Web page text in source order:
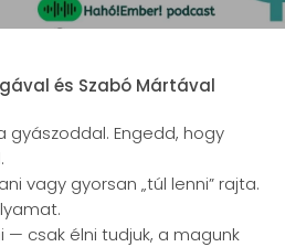
és Szabó Mártával
gyászoddal. Engedd, hogy
vagy gyorsan „túl lenni” rajta.
— csak élni tudjuk, a magunk